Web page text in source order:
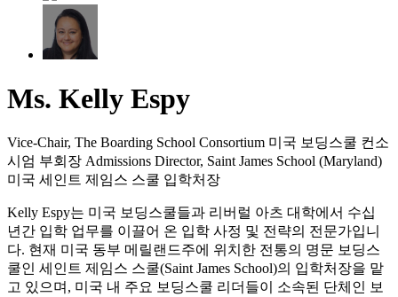
Ms. Kelly Espy
Vice-Chair, The Boarding School Consortium 미국 보딩스쿨 컨소
시엄 부회장 Admissions Director, Saint James School (Maryland)
미국 세인트 제임스 스쿨 입학처장
Kelly Espy는 미국 보딩스쿨들과 리버럴 아츠 대학에서 수십
년간 입학 업무를 이끌어 온 입학 사정 및 전략의 전문가입니
다. 현재 미국 동부 메릴랜드주에 위치한 전통의 명문 보딩스
쿨인 세인트 제임스 스쿨(Saint James School)의 입학처장을 맡
고 있으며, 미국 내 주요 보딩스쿨 리더들이 소속된 단체인 보